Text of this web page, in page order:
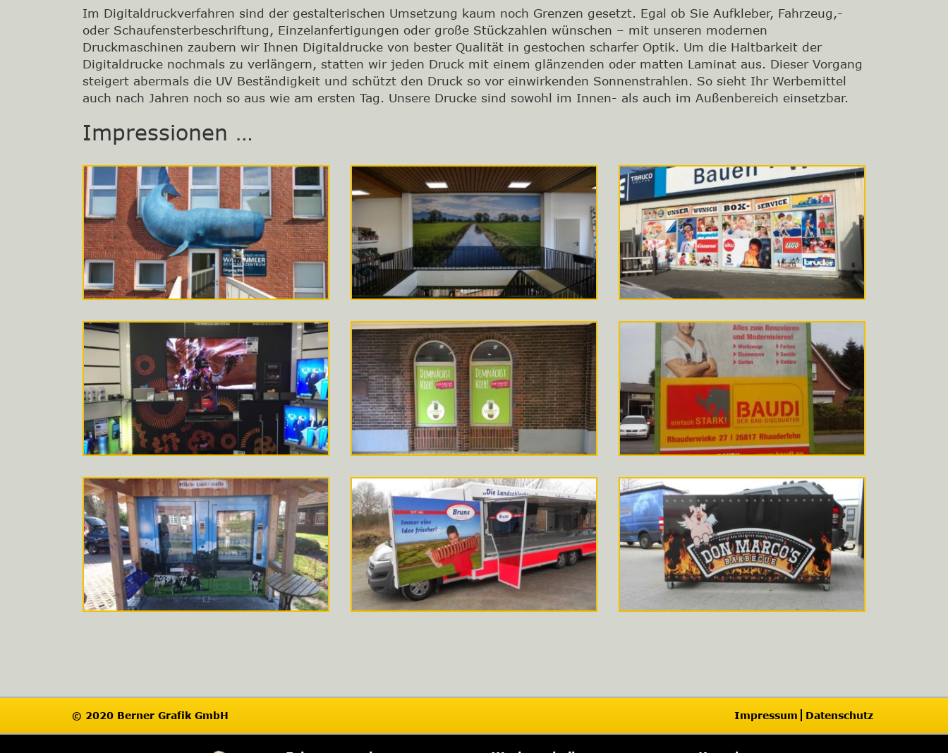
Im Digitaldruckverfahren sind der gestalterischen Umsetzung kaum noch Grenzen gesetzt. Egal ob Sie Aufkleber, Fahrzeug,-
oder Schaufensterbeschriftung, Einzelanfertigungen oder große Stückzahlen wünschen – mit unseren modernen
Druckmaschinen zaubern wir Ihnen Digitaldrucke von bester Qualität in gestochen scharfer Optik. Um die Haltbarkeit der
Digitaldrucke nochmals zu verlängern, statten wir jeden Druck mit einem glänzenden oder matten Laminat aus. Dieser Vorgang
steigert abermals die UV Beständigkeit und schützt den Druck so vor einwirkenden Sonnenstrahlen. So sieht Ihr Werbemittel
auch nach Jahren noch so aus wie am ersten Tag. Unsere Drucke sind sowohl im Innen- als auch im Außenbereich einsetzbar.
Impressionen …
© 2020 Berner Grafik GmbH Impressum Datenschutz